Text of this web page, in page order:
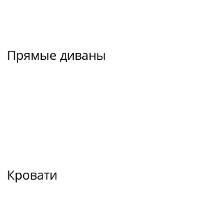
Прямые диваны
Кровати